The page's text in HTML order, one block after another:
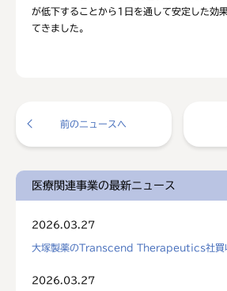
が低下することから1日を通して安定した効
てきました。
前のニュースへ
医療関連事業の最新ニュース
2026.03.27
大塚製薬のTranscend Therapeutics社買
2026.03.27